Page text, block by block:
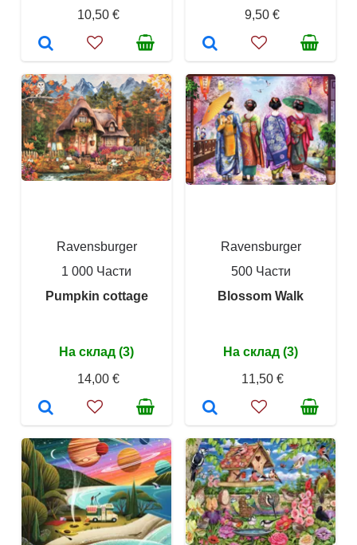
10,50 €
9,50 €
Ravensburger
1 000 Части
Pumpkin cottage
На склад (3)
14,00 €
Ravensburger
500 Части
Blossom Walk
На склад (3)
11,50 €